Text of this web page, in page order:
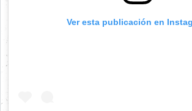
Ver esta publicación en